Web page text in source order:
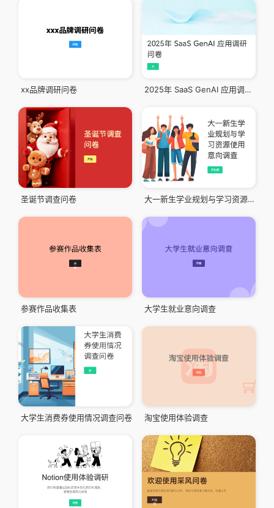
xx品牌调研问卷 2025年 SaaS GenAI 应用调研问卷
圣诞节调查问卷 大一新生学业规划与学习资源使用意向调查
参赛作品收集表 大学生就业意向调查
大学生消费券使用情况调查问卷 淘宝使用体验调查